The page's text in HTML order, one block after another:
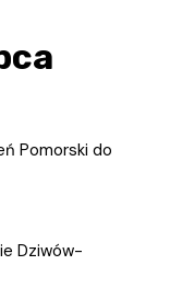
Pomorski do
Dziwów-